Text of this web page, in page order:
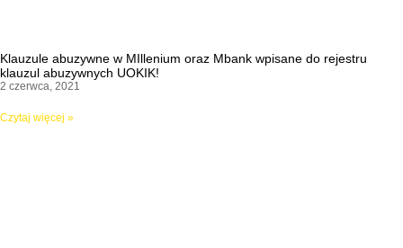
Klauzule abuzywne w MIllenium oraz Mbank wpisane do rejestru
klauzul abuzywnych UOKIK!
2 czerwca, 2021
Czytaj więcej »